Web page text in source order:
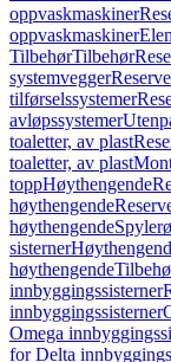
oppvaskmaskiner
oppvaskmaskiner
TilbehørTilbehør
systemvegger
tilførselssystemer
avløpssystemer
toaletter, av plast
toaletter, av plast
toppHøythengende
høythengende
høythengende
sisterner
høythengende
innbyggingssisterner
innbyggingssisterner
Omega
for Delta